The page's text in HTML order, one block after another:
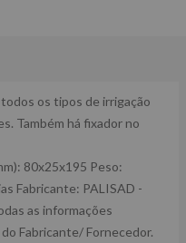
os tipos de irrigação
Também há fixador no
80x25x195 Peso:
Fabricante: PALISAD -
as informações
Fabricante/ Fornecedor.